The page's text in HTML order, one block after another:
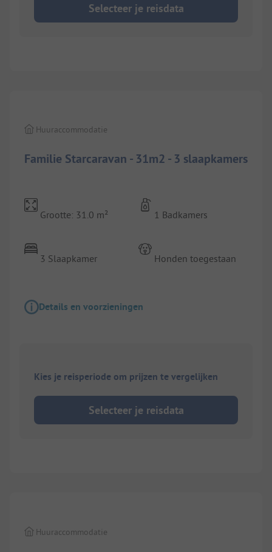
Selecteer je reisdata
Familie Starcaravan - 31m2 - 3 slaapkamers
Huuraccommodatie
Grootte: 31.0 m²
3 Slaapkamer
1 Badkamers
Honden toegestaan
Details en voorzieningen
Kies je reisperiode om prijzen te vergelijken
Selecteer je reisdata
Huuraccommodatie